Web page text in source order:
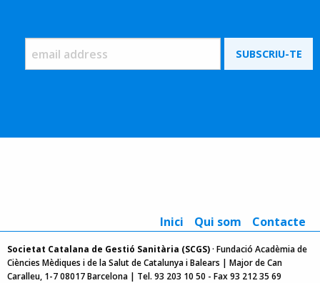
Inici Qui som Contacte
Societat Catalana de Gestió Sanitària (SCGS)· Fundació Acadèmia de
Ciències Mèdiques i de la Salut de Catalunya i Balears | Major de Can
Caralleu, 1-7 08017 Barcelona | Tel. 93 203 10 50 - Fax 93 212 35 69